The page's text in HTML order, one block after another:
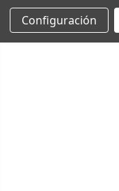
Configuración